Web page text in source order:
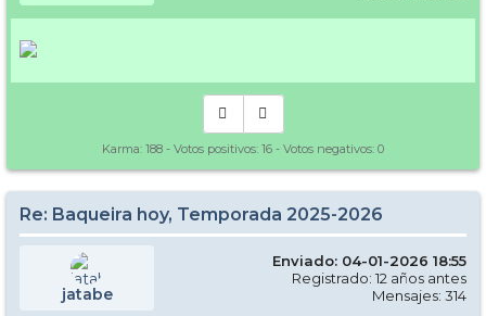
Karma: 188 - Votos positivos: 16 - Votos negativos: 0
Re: Baqueira hoy, Temporada 2025-2026
jatabe
Enviado: 04-01-2026 18:55
Registrado: 12 años antes
Mensajes: 314